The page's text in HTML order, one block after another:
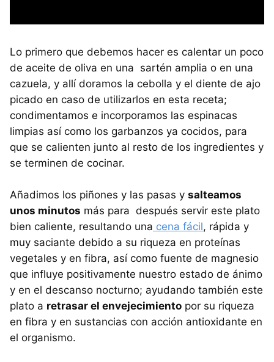
Lo primero que debemos hacer es calentar un poco
de aceite de oliva en una sartén amplia o en una
cazuela, y allí doramos la cebolla y el diente de ajo
picado en caso de utilizarlos en esta receta;
condimentamos e incorporamos las espinacas
limpias así como los garbanzos ya cocidos, para
que se calienten junto al resto de los ingredientes y
se terminen de cocinar.
Añadimos los piñones y las pasas y salteamos
unos minutos más para después servir este plato
bien caliente, resultando una cena fácil, rápida y
muy saciante debido a su riqueza en proteínas
vegetales y en fibra, así como fuente de magnesio
que influye positivamente nuestro estado de ánimo
y en el descanso nocturno; ayudando también este
plato a retrasar el envejecimiento por su riqueza
en fibra y en sustancias con acción antioxidante en
el organismo.